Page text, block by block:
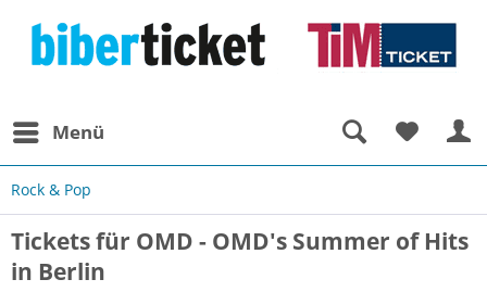
Menü
Rock & Pop
Tickets für OMD - OMD's Summer of Hits
in Berlin